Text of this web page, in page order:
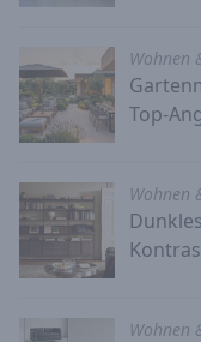
Wohnen
Top-
Wohnen
Wohnen